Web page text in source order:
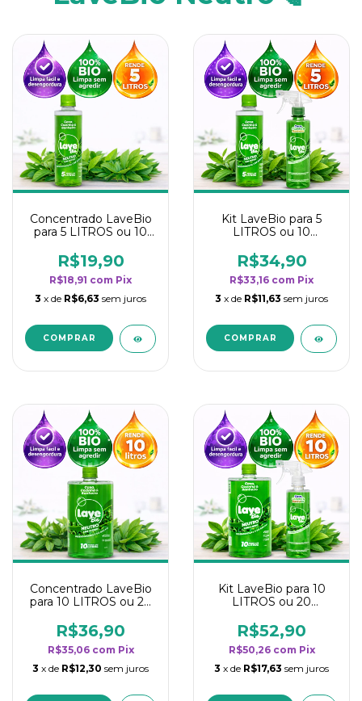
Concentrado LaveBio
para 5 LITROS ou 10
rendimento da
categoria - Neutro
R$19,90
R$18,91 com Pix
3 x de R$6,63 sem juros
Kit LaveBio para 5
LITROS ou 10
rendimento da
categoria - Neutro
R$34,90
R$33,16 com Pix
3 x de R$11,63 sem juros
Concentrado LaveBio
para 10 LITROS ou 20
rendimento da
categoria - Neutro
R$36,90
R$35,06 com Pix
3 x de R$12,30 sem juros
Kit LaveBio para 10
LITROS ou 20
rendimento da
categoria - Neutro
R$52,90
R$50,26 com Pix
3 x de R$17,63 sem juros